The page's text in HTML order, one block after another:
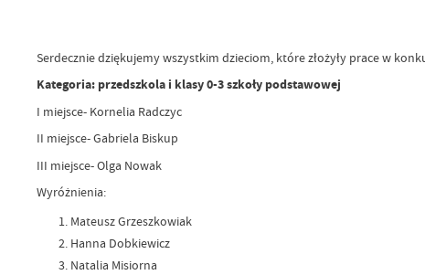
Serdecznie dziękujemy wszystkim dzieciom, które złożyły prace w
Kategoria: przedszkola i klasy 0-3 szkoły podstawowej
I miejsce- Kornelia Radczyc
II miejsce- Gabriela Biskup
III miejsce- Olga Nowak
Wyróżnienia:
Mateusz Grzeszkowiak
Hanna Dobkiewicz
Natalia Misiorna